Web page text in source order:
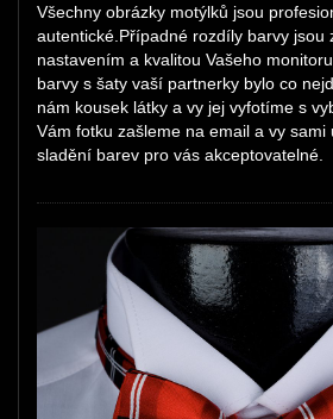
Všechny obrázky motýlků jsou
autentické.Případné rozdíly barvy jsou
nastavením a kvalitou Vašeho
barvy s šaty vaší partnerky bylo co
nám kousek látky a vy jej vyfotíme s
Vám fotku zašleme na email a vy sami
sladění barev pro vás akceptovatelné.